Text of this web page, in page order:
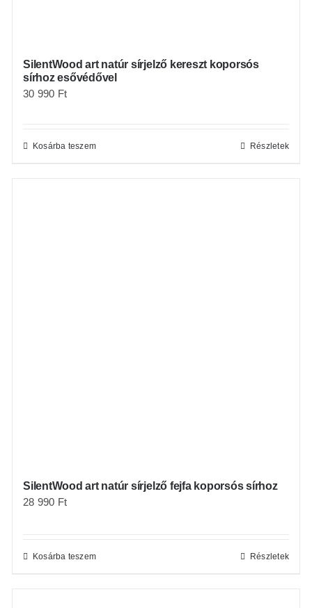
SilentWood art natúr sírjelző kereszt koporsós
sírhoz esővédővel
30 990 Ft
Kosárba teszem Részletek
SilentWood art natúr sírjelző fejfa koporsós sírhoz
28 990 Ft
Kosárba teszem Részletek